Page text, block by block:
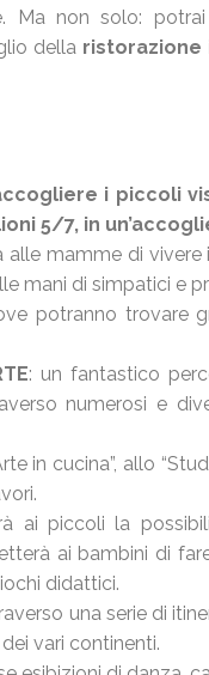
Ma non solo:
della ristorazione
i piccoli
5/7, in
mamme di vivere
mani di simpatici e
potranno trovare
: un fantastico
numerosi e
in cucina”, allo
ai piccoli la
ai bambini di
didattici.
una serie di
vari continenti.